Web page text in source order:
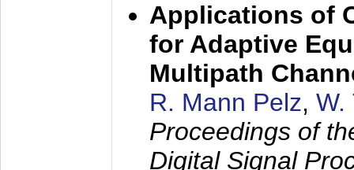
Applications of
for Adaptive
Multipath
R. Mann Pelz, W.
Proceedings of
Digital Signal